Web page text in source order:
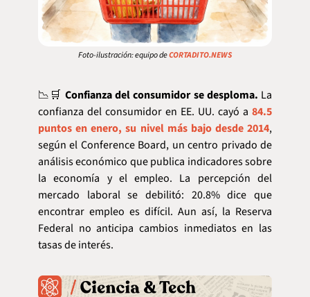
Foto-ilustración: equipo de CORTADITO.NEWS
📉 🛒 Confianza del consumidor se desploma. La
confianza del consumidor en EE. UU. cayó a 84.5
puntos en enero, su nivel más bajo desde 2014,
según el Conference Board, un centro privado de
análisis económico que publica indicadores sobre
la economía y el empleo. La percepción del
mercado laboral se debilitó: 20.8% dice que
encontrar empleo es difícil. Aun así, la Reserva
Federal no anticipa cambios inmediatos en las
tasas de interés.